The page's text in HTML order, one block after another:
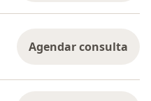
Agendar consulta